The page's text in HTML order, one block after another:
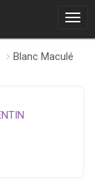
Blanc Maculé